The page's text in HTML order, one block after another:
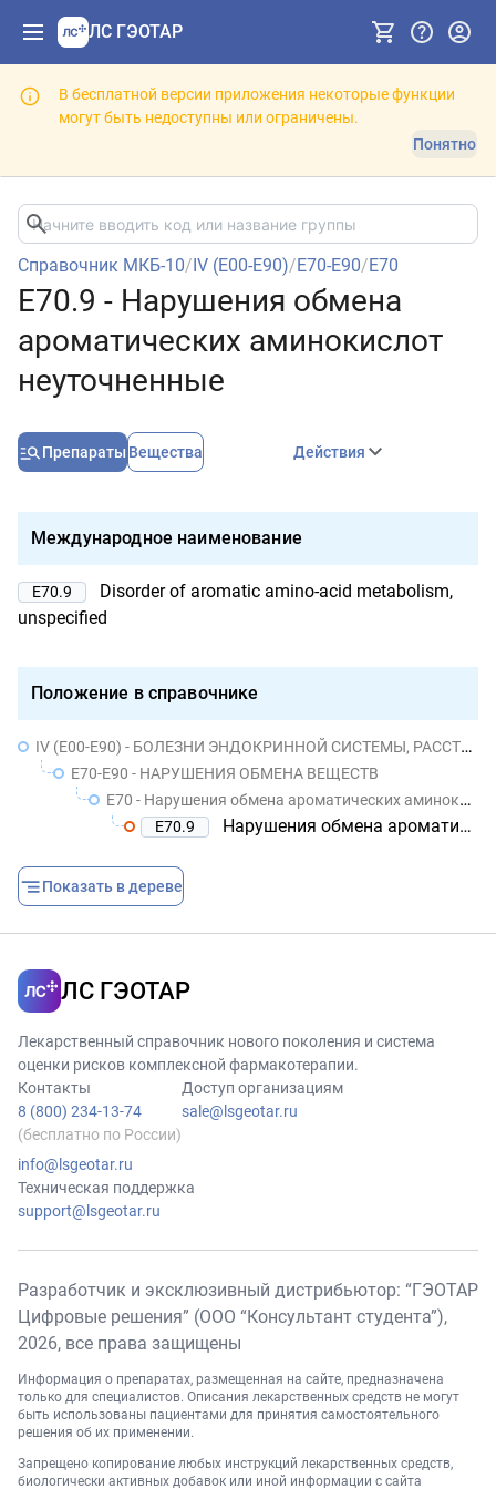
ЛС ГЭОТАР
В бесплатной версии приложения некоторые функции
могут быть недоступны или ограничены.
Понятно
Справочник МКБ-10/IV (E00-E90)/E70-E90/E70
E70.9 - Нарушения обмена
ароматических аминокислот
неуточненные
Препараты Вещества Действия
Международное наименование
E70.9
Disorder of aromatic amino-acid metabolism,
unspecified
Положение в справочнике
IV (E00-E90) - БОЛЕЗНИ ЭНДОКРИННОЙ СИСТЕМЫ, РАССТРОЙСТВА ПИТАНИЯ И НАРУШЕНИЯ ОБМЕНА ВЕЩЕСТВ
E70-E90 - НАРУШЕНИЯ ОБМЕНА ВЕЩЕСТВ
E70 - Нарушения обмена ароматических аминокислот
E70.9
Нарушения обмена ароматических аминокислот неуточненные
Показать в дереве
ЛС ГЭОТАР
Лекарственный справочник нового поколения и система
оценки рисков комплексной фармакотерапии.
Контакты
8 (800) 234-13-74
(бесплатно по России)
info@lsgeotar.ru
Доступ организациям
sale@lsgeotar.ru
Техническая поддержка
support@lsgeotar.ru
Разработчик и эксклюзивный дистрибьютор: “ГЭОТАР
Цифровые решения” (ООО “Консультант студента”),
2026, все права защищены
Информация о препаратах, размещенная на сайте, предназначена
только для специалистов. Описания лекарственных средств не могут
быть использованы пациентами для принятия самостоятельного
решения об их применении.
Запрещено копирование любых инструкций лекарственных средств,
биологически активных добавок или иной информации с сайта